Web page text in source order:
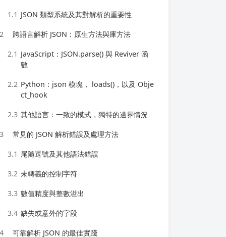
1.1 JSON 類型系統及其對解析的重要性
2 跨語言解析 JSON：原生方法與庫方法
2.1 JavaScript：JSON.parse() 與 Reviver 函
數
2.2 Python：json 模塊， loads()，以及 Obje
ct_hook
2.3 其他語言：一致的模式，獨特的邊界情況
3 常見的 JSON 解析錯誤及處理方法
3.1 尾隨逗號及其他語法錯誤
3.2 未轉義的控制字符
3.3 數值精度與整數溢出
3.4 缺失或意外的字段
4 可靠解析 JSON 的最佳實踐